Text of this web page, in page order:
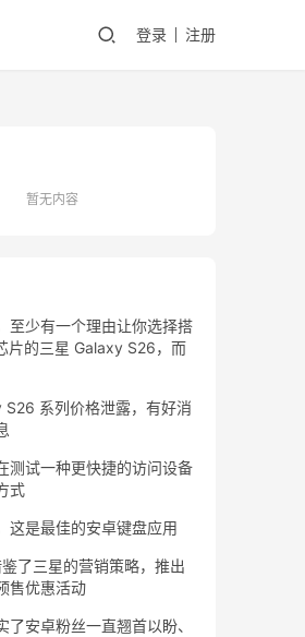
登录 注册
暂无内容
至少有一个理由让你选择搭
片的三星 Galaxy S26，而
S26 系列价格泄露，有好消
测试一种更快捷的访问设备
式
这是最佳的安卓键盘应用
了三星的营销策略，推出
售优惠活动
了安卓粉丝一直翘首以盼、